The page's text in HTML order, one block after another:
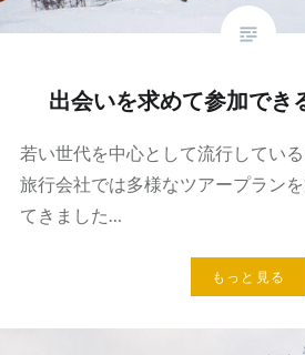
出会いを求めて参加でき
若い世代を中心として流行している
旅行会社では多様なツアープラン
てきました…
もっと見る